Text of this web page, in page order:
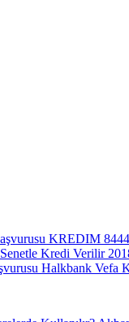
Senetle Kredi Verilir
Halkbank Vefa